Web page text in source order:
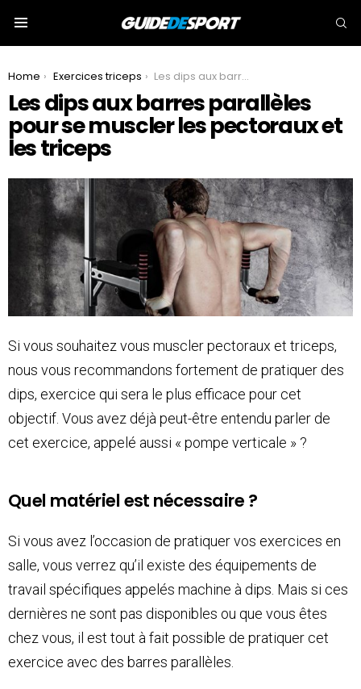
You are here:
Home Exercices triceps Les dips aux barres parallèles pour se muscler les pectoraux et les triceps
Les dips aux barres parallèles
pour se muscler les pectoraux et
les triceps
Si vous souhaitez vous muscler pectoraux et triceps,
nous vous recommandons fortement de pratiquer des
dips, exercice qui sera le plus efficace pour cet
objectif. Vous avez déjà peut-être entendu parler de
cet exercice, appelé aussi « pompe verticale » ?
Quel matériel est nécessaire ?
Si vous avez l’occasion de pratiquer vos exercices en
salle, vous verrez qu’il existe des équipements de
travail spécifiques appelés machine à dips. Mais si ces
dernières ne sont pas disponibles ou que vous êtes
chez vous, il est tout à fait possible de pratiquer cet
exercice avec des barres parallèles.